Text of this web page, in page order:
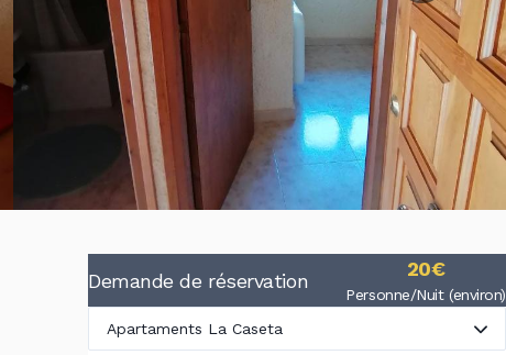
Demande de réservation 20€
Personne/Nuit (environ)
Apartaments La Caseta